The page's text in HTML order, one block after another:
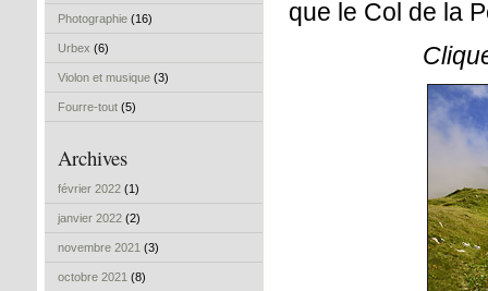
Photographie (16)
Urbex (6)
Violon et musique (3)
Fourre-tout (5)
Archives
février 2022 (1)
janvier 2022 (2)
novembre 2021 (3)
octobre 2021 (8)
que le Col de la